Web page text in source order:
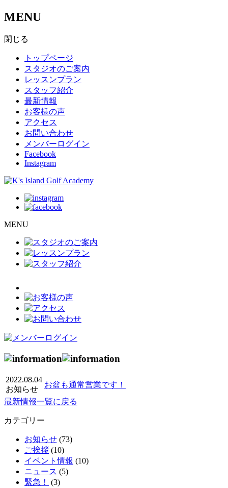
MENU
閉じる
トップページ
スタジオのご案内
レッスンプラン
スタッフ紹介
最新情報
お客様の声
アクセス
お問い合わせ
メンバーログイン
Facebook
Instagram
MENU
2022.08.04
お知らせ
お盆も通常営業です！
最新情報一覧に戻る
カテゴリー
お知らせ (73)
ご挨拶 (10)
イベント情報 (10)
ニュース (5)
緊急！
(3)